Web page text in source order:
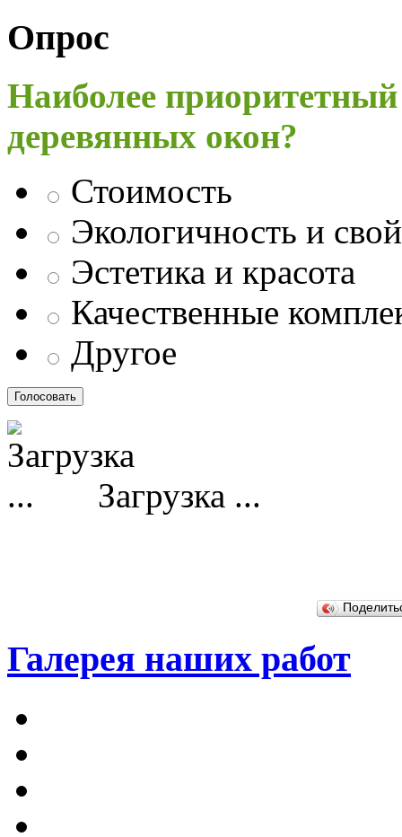
Опрос
Наиболее
деревянных окон?
Стоимость
Экологичность и
Эстетика и красота
Качественные
Другое
Загрузка ...
Галерея наших работ